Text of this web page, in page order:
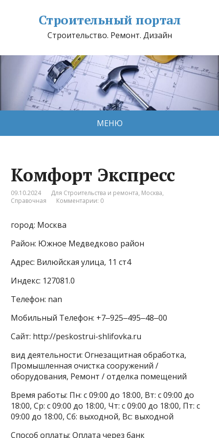
Строительный портал
Строительство. Ремонт. Дизайн
МЕНЮ
Комфорт Экспресс
09.10.2024 Для Строительства и ремонта, Москва,
Справочная
Комментарии: 0
город: Москва
Район: Южное Медведково район
Адрес: Вилюйская улица, 11 ст4
Индекс: 127081.0
Телефон: nan
Мобильный Телефон: +7‒925‒495‒48‒00
Сайт: http://peskostrui-shlifovka.ru
вид деятельности: Огнезащитная обработка,
Промышленная очистка сооружений /
оборудования, Ремонт / отделка помещений
Время работы: Пн: с 09:00 до 18:00, Вт: с 09:00 до
18:00, Ср: с 09:00 до 18:00, Чт: с 09:00 до 18:00, Пт: с
09:00 до 18:00, Сб: выходной, Вс: выходной
Способ оплаты: Оплата через банк